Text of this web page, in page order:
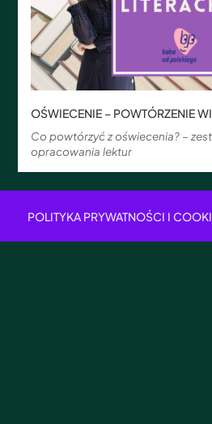
OŚWIECENIE – POWTÓRZENIE
Co powtórzyć z oświecenia? –
opracowania lektur
POLITYKA PRYWATNOŚCI I